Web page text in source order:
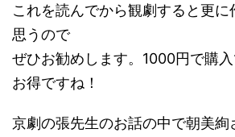
これを読んでから観劇すると更に
思うので
ぜひお勧めします。1000円で購
お得ですね！
京劇の張先生のお話の中で朝美絢